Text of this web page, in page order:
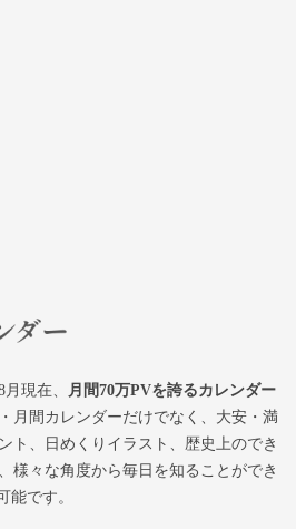
現在、
月間70万PVを誇るカレンダー
月間カレンダーだけでなく、大安・満
ト、日めくりイラスト、歴史上のでき
様々な角度から毎日を知ることができ
能です。